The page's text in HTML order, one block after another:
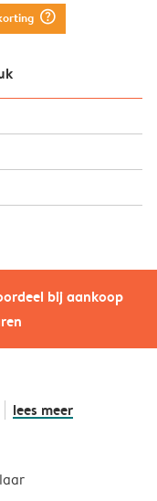
bij aankoop
question_mark_circle
lees meer